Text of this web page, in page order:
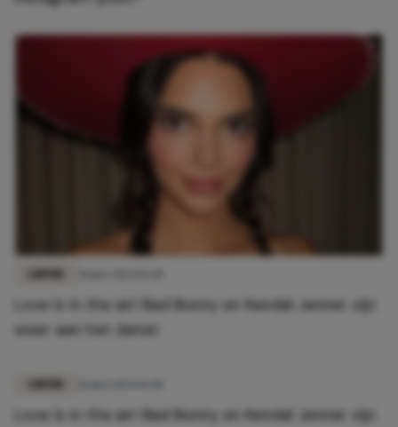
Love is in the air! Bad Bunny en Kendal Jenner zijn
weer aan het daten
Love is in the air! Bad Bunny en Kendal Jenner zijn